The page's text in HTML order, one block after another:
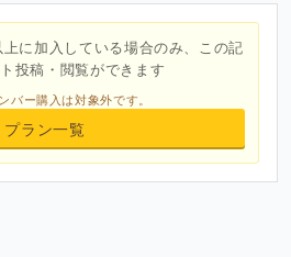
上に加入している場合のみ、この記
投稿・閲覧ができます
バー購入は対象外です。
プラン一覧